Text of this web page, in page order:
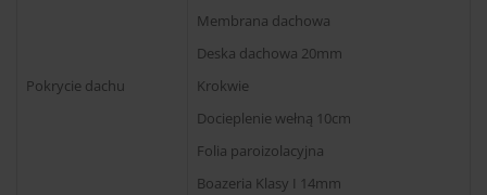
Pokrycie dachu
Membrana dachowa
Deska dachowa 20mm
Krokwie
Docieplenie wełną 10cm
Folia paroizolacyjna
Boazeria Klasy I 14mm